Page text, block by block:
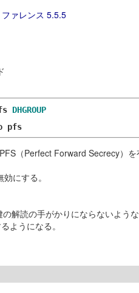
ァレンス 5.5.5
DHGROUP
pfs
（Perfect Forward Secrecy）
にする。
解読の手がかりにならないよう
ようになる。